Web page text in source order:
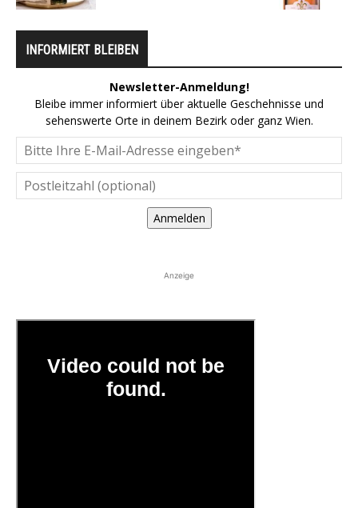
INFORMIERT BLEIBEN
Newsletter-Anmeldung!
Bleibe immer informiert über aktuelle Geschehnisse und
sehenswerte Orte in deinem Bezirk oder ganz Wien.
Anmelden
Anzeige